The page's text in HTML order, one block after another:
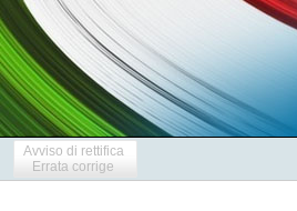
Avviso di rettifica
Errata corrige